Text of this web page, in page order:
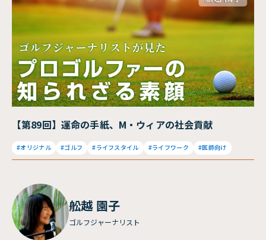
【第89回】運命の手紙、M・ウィアの社会貢献
#オリジナル #ゴルフ #ライフスタイル #ライフワーク #医師向け
舩越 園子
ゴルフジャーナリスト